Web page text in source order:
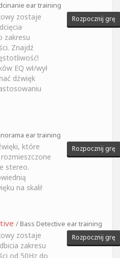
ear training
zostaje
zakresu
Znajdź
EQ wł/wył
dźwięk
Rozpocznij grę
ear training
które
stereo.
na skali!
Rozpocznij grę
/ Bass Detective ear training
zostaje
zakresu
od 50Hz do
Rozpocznij grę